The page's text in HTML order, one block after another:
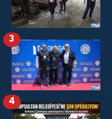
3
4